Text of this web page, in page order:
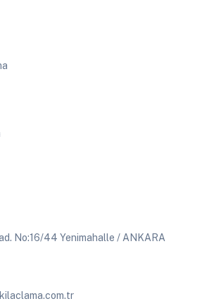
No:16/44 Yenimahalle / ANKARA